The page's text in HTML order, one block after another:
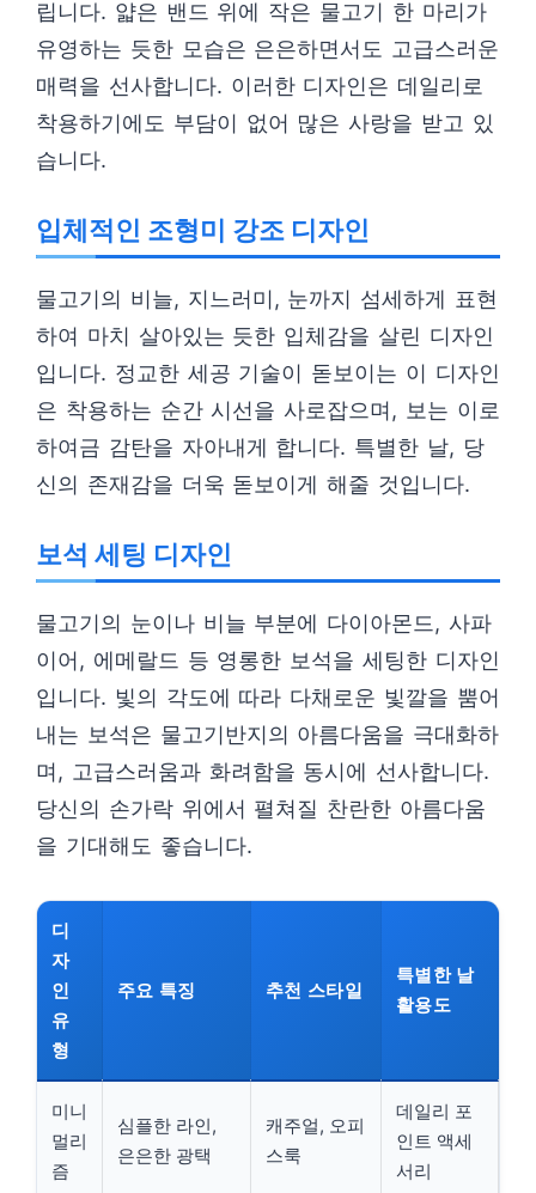
립니다. 얇은 밴드 위에 작은 물고기 한 마리가
유영하는 듯한 모습은 은은하면서도 고급스러운
매력을 선사합니다. 이러한 디자인은 데일리로
착용하기에도 부담이 없어 많은 사랑을 받고 있
습니다.
입체적인 조형미 강조 디자인
물고기의 비늘, 지느러미, 눈까지 섬세하게 표현
하여 마치 살아있는 듯한 입체감을 살린 디자인
입니다. 정교한 세공 기술이 돋보이는 이 디자인
은 착용하는 순간 시선을 사로잡으며, 보는 이로
하여금 감탄을 자아내게 합니다. 특별한 날, 당
신의 존재감을 더욱 돋보이게 해줄 것입니다.
보석 세팅 디자인
물고기의 눈이나 비늘 부분에 다이아몬드, 사파
이어, 에메랄드 등 영롱한 보석을 세팅한 디자인
입니다. 빛의 각도에 따라 다채로운 빛깔을 뿜어
내는 보석은 물고기반지의 아름다움을 극대화하
며, 고급스러움과 화려함을 동시에 선사합니다.
당신의 손가락 위에서 펼쳐질 찬란한 아름다움
을 기대해도 좋습니다.
디
자
인
유
형
주요 특징 추천 스타일
특별한 날
활용도
미니
멀리
즘
심플한 라인,
은은한 광택
캐주얼, 오피
스룩
데일리 포
인트 액세
서리